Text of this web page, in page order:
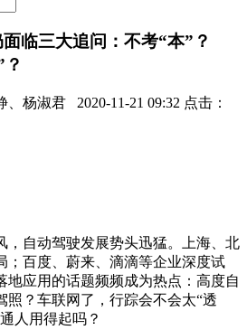
临三大追问：不考“本”？
、杨淑君 2020-11-21 09:32 点击：
，自动驾驶发展势头迅猛。上海、北
；百度、蔚来、滴滴等企业深度试
地应用的话题频频成为热点：高度自
照？车联网了，行踪会不会太“透
人用得起吗？